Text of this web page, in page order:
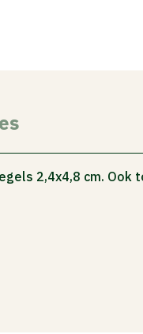
2,4x4,8 cm. Ook